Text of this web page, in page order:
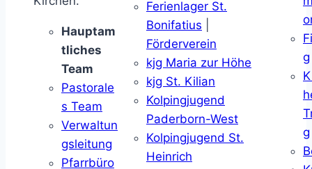
Hauptam
tliches
Team
Pastorale
s Team
Verwaltun
gsleitung
Pfarrbüro
Ferienlager St.
Bonifatius
Förderverein
kjg Maria zur Höhe
kjg St. Kilian
Kolpingjugend
Paderborn-West
Kolpingjugend St.
Heinrich
g
g